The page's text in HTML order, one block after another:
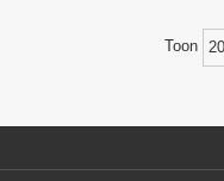
Toon 20